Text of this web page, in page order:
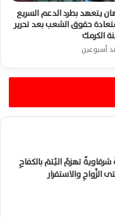
يتعهد بطرد الدعم السريع
حقوق الشعب بعد تحرير
الكرمك
أسبوعين
شرقاويةٌ تهزمُ اليُتمَ بالكفاحِ
الزَّواجِ والاستقرار